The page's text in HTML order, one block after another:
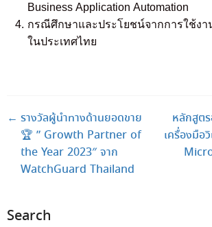
Business Application Automation
กรณีศึกษาและประโยชน์จากการใช้งา
ในประเทศไทย
← รางวัลผู้นำทางด้านยอดขาย
🏆 ” Growth Partner of
the Year 2023″ จาก
WatchGuard Thailand
หลักสูต
เครื่องมือ
Search